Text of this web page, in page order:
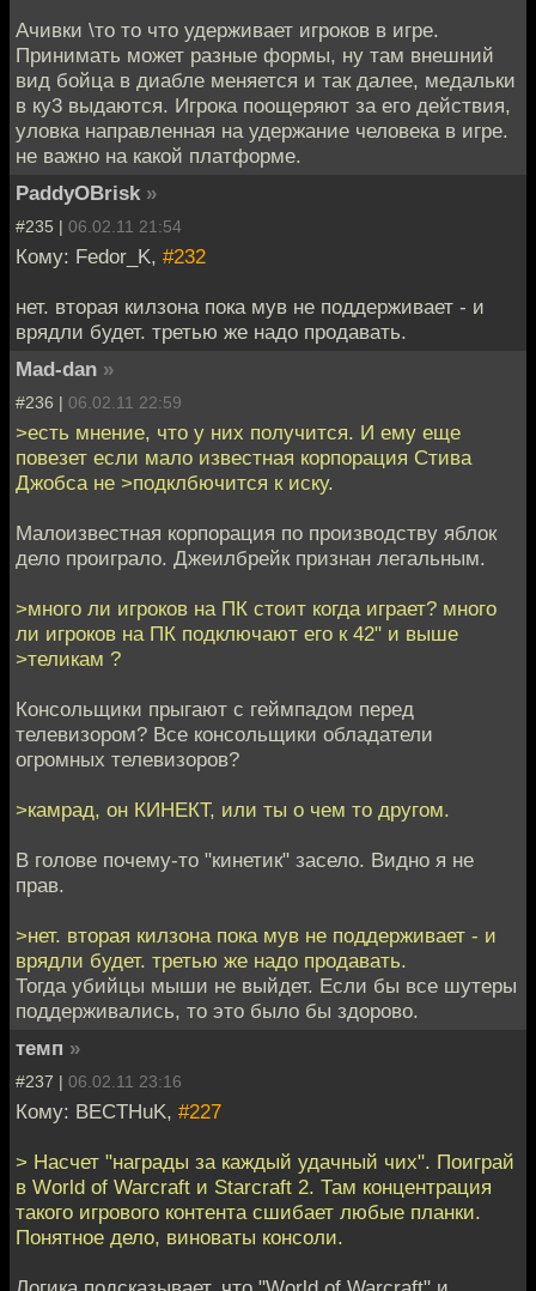
Ачивки \то то что удерживает игроков в игре.
Принимать может разные формы, ну там внешний
вид бойца в диабле меняется и так далее, медальки
в ку3 выдаются. Игрока поощеряют за его действия,
уловка направленная на удержание человека в игре.
не важно на какой платформе.
PaddyOBrisk »
#235 | 06.02.11 21:54
Кому: Fedor_K, #232
нет. вторая килзона пока мув не поддерживает - и
врядли будет. третью же надо продавать.
Mad-dan »
#236 | 06.02.11 22:59
>есть мнение, что у них получится. И ему еще
повезет если мало известная корпорация Стива
Джобса не >подклбючится к иску.
Малоизвестная корпорация по производству яблок
дело проиграло. Джеилбрейк признан легальным.
>много ли игроков на ПК стоит когда играет? много
ли игроков на ПК подключают его к 42" и выше
>теликам ?
Консольщики прыгают с геймпадом перед
телевизором? Все консольщики обладатели
огромных телевизоров?
>камрад, он КИНЕКТ, или ты о чем то другом.
В голове почему-то "кинетик" засело. Видно я не
прав.
>нет. вторая килзона пока мув не поддерживает - и
врядли будет. третью же надо продавать.
Тогда убийцы мыши не выйдет. Если бы все шутеры
поддерживались, то это было бы здорово.
темп »
#237 | 06.02.11 23:16
Кому: BECTHuK, #227
> Насчет "награды за каждый удачный чих". Поиграй
в World of Warcraft и Starcraft 2. Там концентрация
такого игрового контента сшибает любые планки.
Понятное дело, виноваты консоли.